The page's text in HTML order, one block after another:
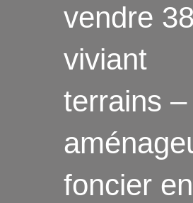
vendre
viviant
terrains –
foncier en